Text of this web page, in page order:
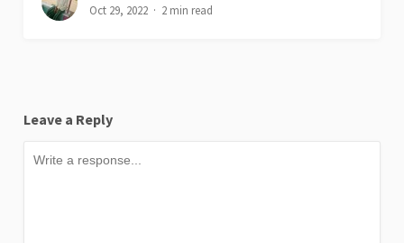
Oct 29, 2022
2 min read
Leave a Reply